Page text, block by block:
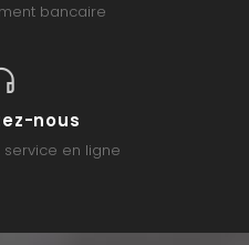
bancaire
nous
en ligne